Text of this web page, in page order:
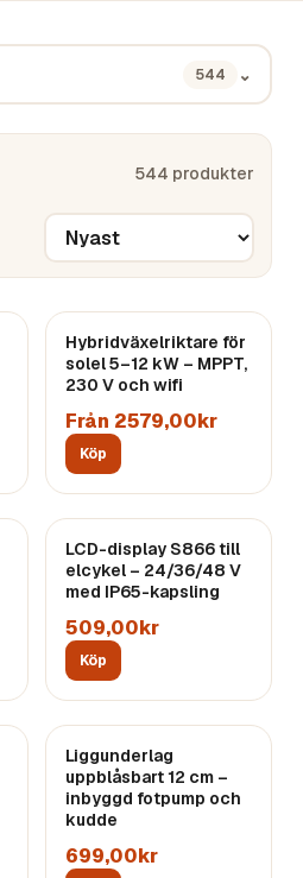
544 ⌄
544 produkter
Hybridväxelriktare för
solel 5–12 kW – MPPT,
230 V och wifi
Från 2579,00kr
Köp
LCD-display S866 till
elcykel – 24/36/48 V
med IP65-kapsling
509,00kr
Köp
Liggunderlag
uppblåsbart 12 cm –
inbyggd fotpump och
kudde
699,00kr